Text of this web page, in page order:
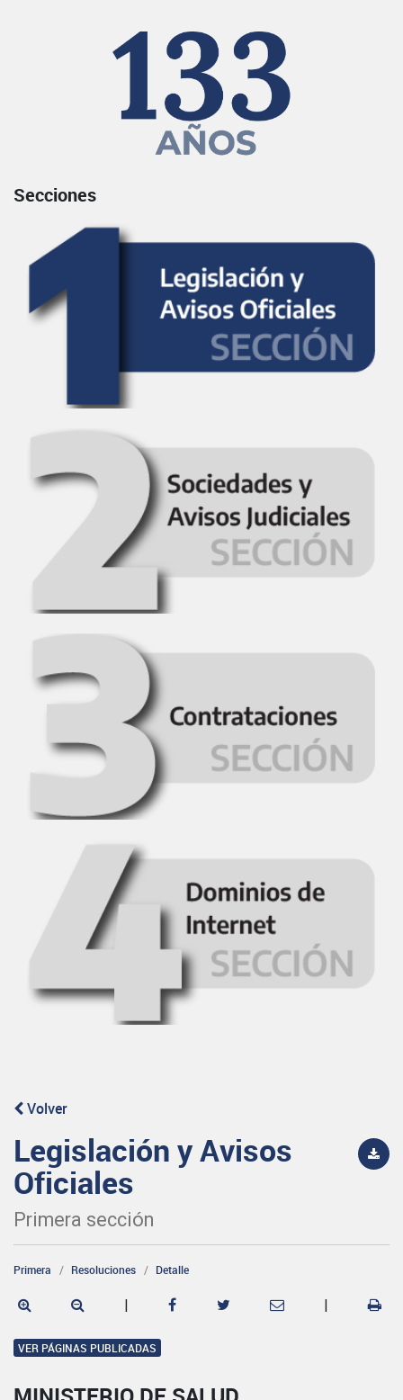
Secciones
Volver
Legislación y Avisos
Oficiales
Primera sección
Primera Resoluciones Detalle
| |
VER PÁGINAS PUBLICADAS